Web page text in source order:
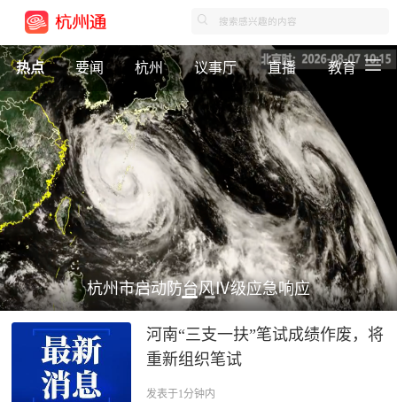
热点 要闻 杭州 议事厅 直播 教育
杭州市启动防台风Ⅳ级应急响应
河南“三支一扶”笔试成绩作废，将
重新组织笔试
发表于1分钟内